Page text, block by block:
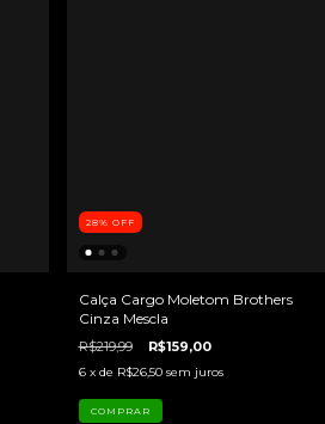
28% OFF
Calça Cargo Moletom Brothers
Cinza Mescla
R$219,99 R$159,00
6 x de R$26,50 sem juros
COMPRAR